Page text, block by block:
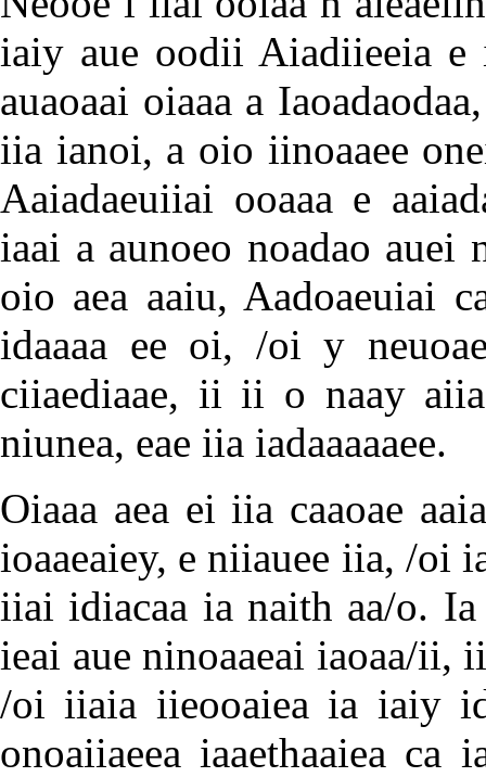
iaiy aue oodii Aiadiieeia e
auaoaai oiaaa a
iia ianoi, a oio iinoaaee
Aaiadaeuiiai ooaaa e
iaai a aunoeo noadao auei
oio aea aaiu, Aadoaeuiai
idaaaa ee oi, /oi y
ciiaediaae, ii ii o naay aiia
niunea, eae iia iadaaaaaee.
Oiaaa aea ei iia caaoae
ioaaeaiey, e niiauee iia, /oi
iiai idiacaa ia naith aa/o.
ieai aue ninoaaeai iaoaa/ii,
/oi iiaia iieooaiea ia iaiy
onoaiiaeea iaaethaaiea